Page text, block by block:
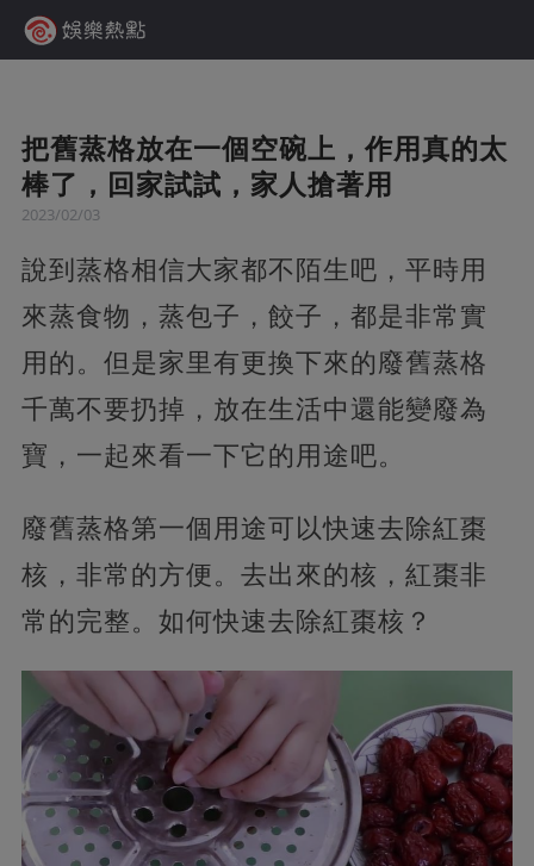
把舊蒸格放在一個空碗上，作用真的太
棒了，回家試試，家人搶著用
2023/02/03
說到蒸格相信大家都不陌生吧，平時用
來蒸食物，蒸包子，餃子，都是非常實
用的。但是家里有更換下來的廢舊蒸格
千萬不要扔掉，放在生活中還能變廢為
寶，一起來看一下它的用途吧。
廢舊蒸格第一個用途可以快速去除紅棗
核，非常的方便。去出來的核，紅棗非
常的完整。如何快速去除紅棗核？